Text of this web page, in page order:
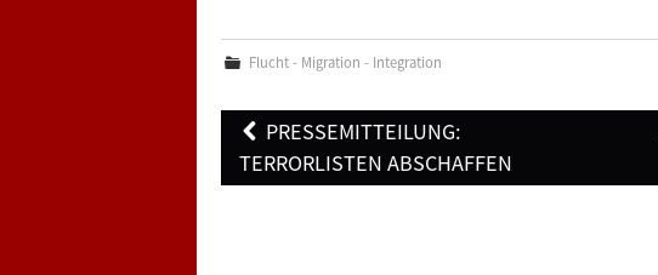
Flucht - Migration - Integration
Post
navigation
PRESSEMITTEILUNG:
TERRORLISTEN ABSCHAFFEN